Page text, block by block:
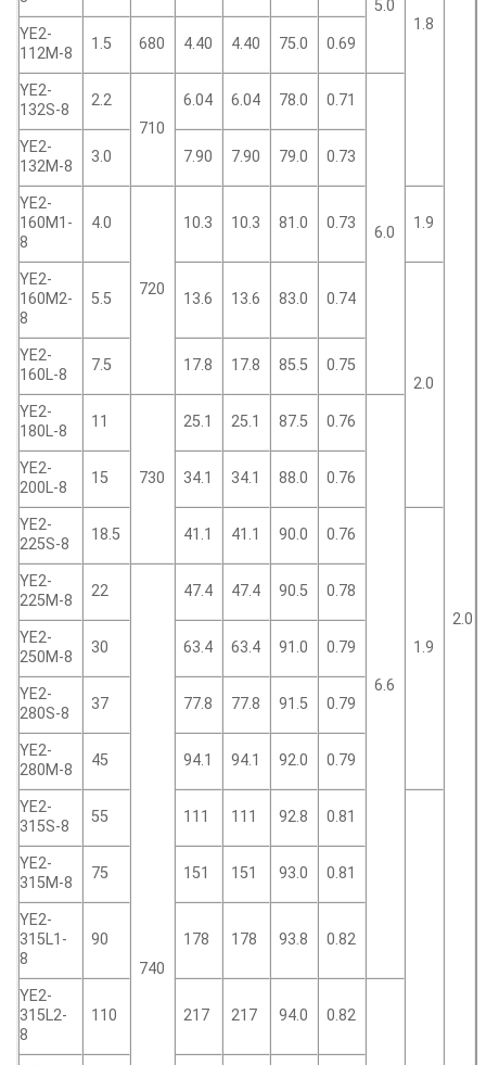
1.8
2.0
5.0
YE2-
112M-8
1.5 680 4.40 4.40 75.0 0.69
YE2-
132S-8
2.2
710
6.04 6.04 78.0 0.71
6.0
YE2-
132M-8
3.0 7.90 7.90 79.0 0.73
YE2-
160M1-
8
4.0
720
10.3 10.3 81.0 0.73 1.9
YE2-
160M2-
8
5.5 13.6 13.6 83.0 0.74
2.0
YE2-
160L-8
7.5 17.8 17.8 85.5 0.75
YE2-
180L-8
11
730
25.1 25.1 87.5 0.76
6.6
YE2-
200L-8
15 34.1 34.1 88.0 0.76
YE2-
225S-8
18.5 41.1 41.1 90.0 0.76
1.9
YE2-
225M-8
22
740
47.4 47.4 90.5 0.78
YE2-
250M-8
30 63.4 63.4 91.0 0.79
YE2-
280S-8
37 77.8 77.8 91.5 0.79
YE2-
280M-8
45 94.1 94.1 92.0 0.79
YE2-
315S-8
55 111 111 92.8 0.81
YE2-
315M-8
75 151 151 93.0 0.81
YE2-
315L1-
8
90 178 178 93.8 0.82
YE2-
315L2-
8
110 217 217 94.0 0.82